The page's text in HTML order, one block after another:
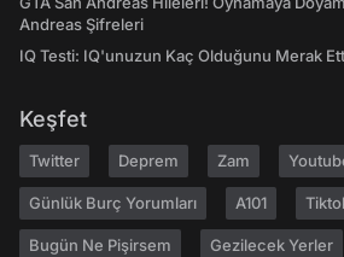
Andreas Şifreleri
IQ Testi: IQ'unuzun Kaç Olduğunu Merak
Keşfet
Twitter Deprem Zam
Günlük Burç Yorumları A101
Bugün Ne Pişirsem Gezilecek Yerler